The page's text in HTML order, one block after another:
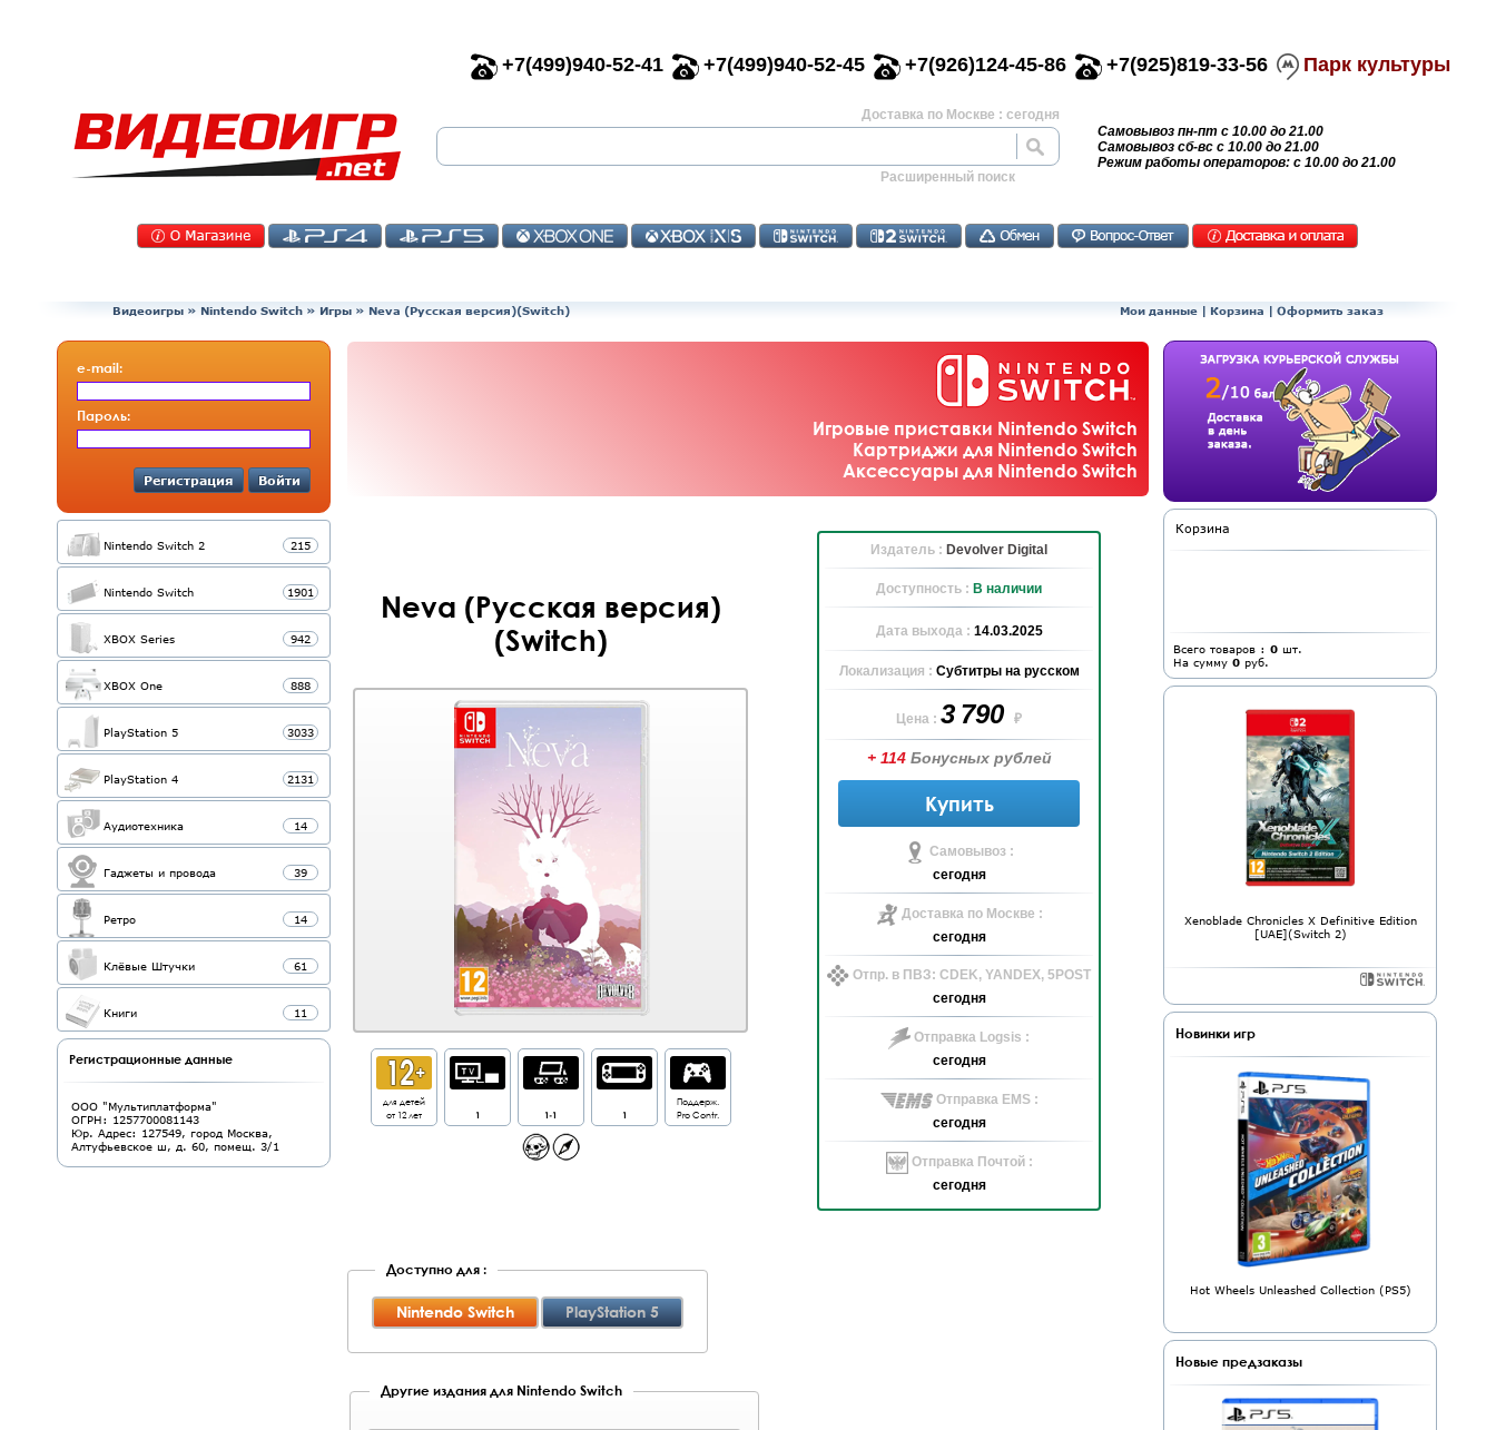
+7(499)940-52-41 +7(499)940-52-45 +7(926)124-45-86 +7(925)819-33-56 Парк культуры
Доставка по Москве : сегодня
Расширенный поиск
Самовывоз пн-пт с 10.00 до 21.00
Самовывоз сб-вс с 10.00 до 21.00
Режим работы операторов: с 10.00 до 21.00
Видеоигры » Nintendo Switch » Игры » Neva (Русская версия)(Switch) Мои данные | Корзина | Оформить заказ
e-mail:
Пароль:
Регистрация Войти
Nintendo Switch 2 215
Nintendo Switch 1901
XBOX Series 942
XBOX One 888
PlayStation 5 3033
PlayStation 4 2131
Аудиотехника 14
Гаджеты и провода 39
Ретро 14
Клёвые Штучки 61
Книги 11
Регистрационные данные
ООО "Мультиплатформа"
ОГРН: 1257700081143
Юр. Адрес: 127549, город Москва,
Алтуфьевское ш, д. 60, помещ. 3/1
Игровые приставки Nintendo Switch
Картриджи для Nintendo Switch
Аксессуары для Nintendo Switch
Neva (Русская версия)
(Switch)
для детей
от 12 лет
1 1-1 1
Поддерж.
Pro Contr.
Издатель : Devolver Digital
Доступность : В наличии
Дата выхода : 14.03.2025
Локализация : Субтитры на русском
Цена : 3 790 ₽
+ 114 Бонусных рублей
Купить
Самовывоз :
сегодня
Доставка по Москве :
сегодня
Отпр. в ПВЗ: CDEK, YANDEX, 5POST
сегодня
Отправка Logsis :
сегодня
Отправка EMS :
сегодня
Отправка Почтой :
сегодня
Доступно для :
Nintendo Switch PlayStation 5
Другие издания для Nintendo Switch
Корзина
Всего товаров : 0 шт.
На сумму 0 руб.
Xenoblade Chronicles X Definitive Edition
[UAE](Switch 2)
Новинки игр
Hot Wheels Unleashed Collection (PS5)
Новые предзаказы